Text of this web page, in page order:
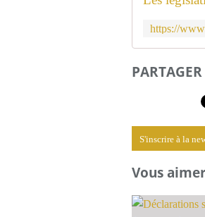
S'inscrire à la
Vous